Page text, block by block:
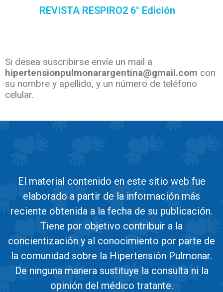
REVISTA RESPIRO2 6° Edición
Si desea suscribirse envíe un mail a
hipertensionpulmonarargentina@gmail.com con
su nombre y apellido, y un número de teléfono
celular.
El material contenido en este sitio web fue
elaborado a partir de la información más
reciente obtenida a la fecha de su publicación.
Tiene por objetivo contribuir a la
concientización y al conocimiento por parte de
la comunidad sobre la Hipertensión Pulmonar.
De ninguna manera sustituye la consulta ni la
opinión del médico tratante.